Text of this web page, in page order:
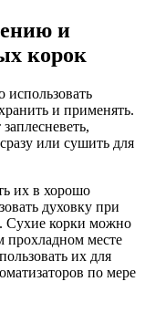
и
корок
и применять.
или сушить для
их в хорошо
духовку при
Сухие корки можно
прохладном месте
их для
по мере